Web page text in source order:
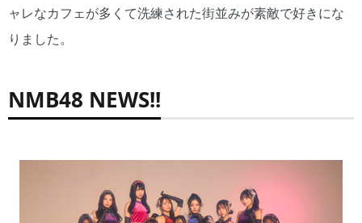
ャレなカフェが多くて洗練された街並みが素敵で好きにな
りました。
NMB48 NEWS!!